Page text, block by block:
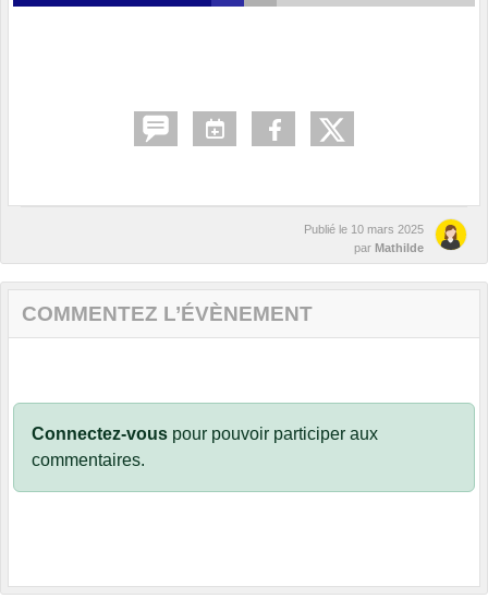
Publié le 10 mars 2025
par Mathilde
COMMENTEZ L’ÉVÈNEMENT
Connectez-vous pour pouvoir participer aux
commentaires.